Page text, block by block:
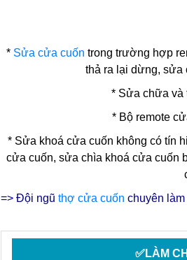
* Sửa cửa cuốn trong trường hợp
thả ra lại dừng, sửa
* Sửa chữa và
* Bộ remote
* Sửa khoá cửa cuốn không có tín
cửa cuốn, sửa chìa khoá cửa cuốn
=> Đội ngũ thợ cửa cuốn chuyên
✅LÀM